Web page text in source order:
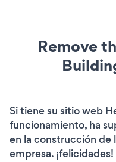
Remove
Si tiene su sitio web
funcionamiento, ha
en la construcción de
empresa. ¡felicidades!